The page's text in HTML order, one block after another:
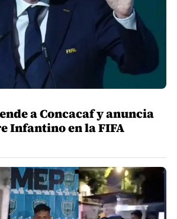
a Concacaf y anuncia
Infantino en la FIFA